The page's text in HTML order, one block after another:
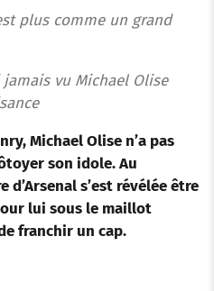
plus comme un grand
jamais vu Michael Olise
Michael Olise n’a pas
son idole. Au
d’Arsenal s’est révélée être
lui sous le maillot
franchir un cap.